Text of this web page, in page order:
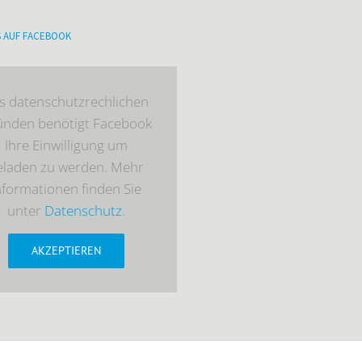
AUF FACEBOOK
datenschutzrechlichen
benötigt Facebook
Ihre Einwilligung um
zu werden. Mehr
finden Sie
unter Datenschutz.
AKZEPTIEREN